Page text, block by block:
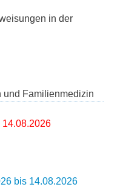
in der
und Familienmedizin
bis 14.08.2026